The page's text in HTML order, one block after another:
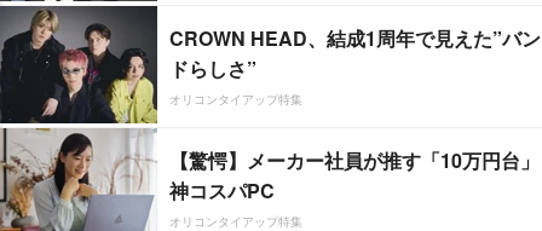
CROWN HEAD、結成1周年で見えた”バン
ドらしさ”
オリコンタイアップ特集
【驚愕】メーカー社員が推す「10万円台」
神コスパPC
オリコンタイアップ特集